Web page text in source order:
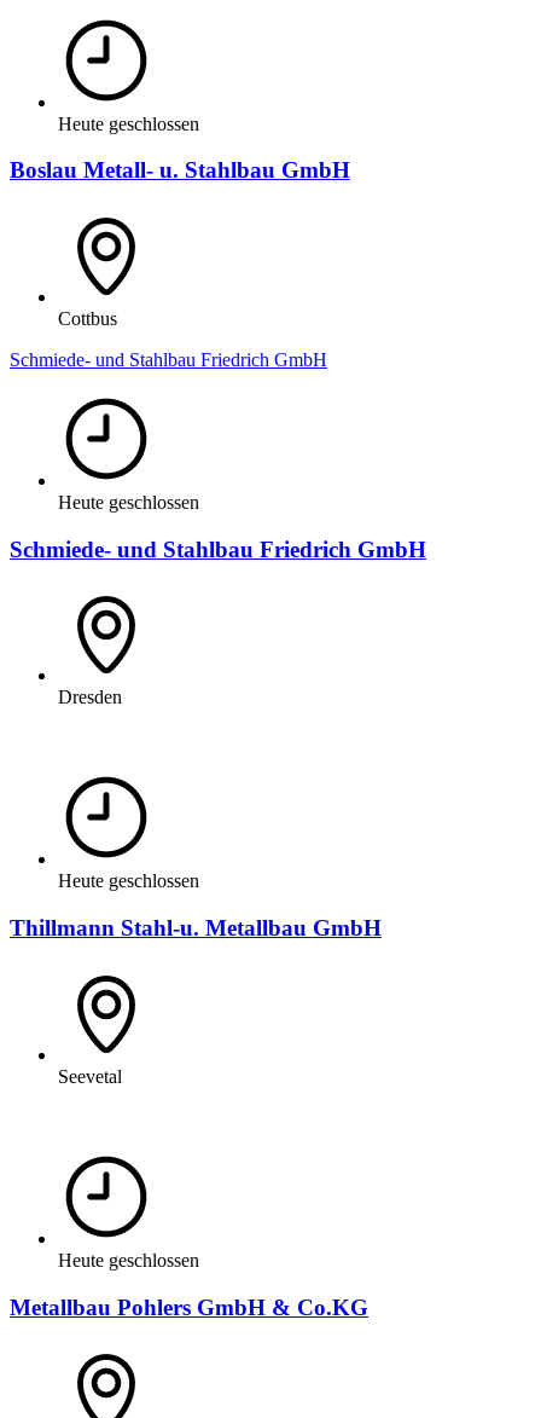
Heute geschlossen
Boslau Metall- u. Stahlbau GmbH
Cottbus
Schmiede- und Stahlbau Friedrich GmbH
Heute geschlossen
Schmiede- und Stahlbau Friedrich GmbH
Dresden
Heute geschlossen
Thillmann Stahl-u. Metallbau GmbH
Seevetal
Heute geschlossen
Metallbau Pohlers GmbH & Co.KG